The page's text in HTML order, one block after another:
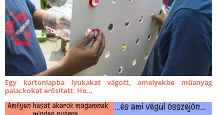
Egy kartonlapba lyukakat vágott, amelyekbe műanyag
palackokat erősített. Ho...